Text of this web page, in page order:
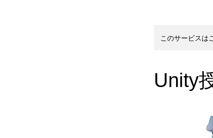
このサービスは
Unity